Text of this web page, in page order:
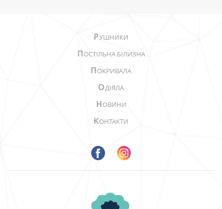
РУШНИКИ
ПОСТІЛЬНА БІЛИЗНА
ПОКРИВАЛА
ОДІЯЛА
НОВИНИ
КОНТАКТИ